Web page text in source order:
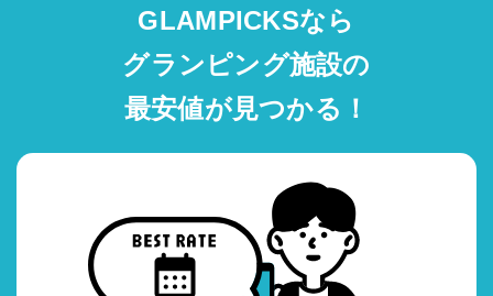
GLAMPICKSなら
グランピング施設の
最安値が見つかる！